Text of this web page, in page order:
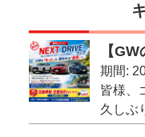
期間:
久しぶりの
しかし、実際に車